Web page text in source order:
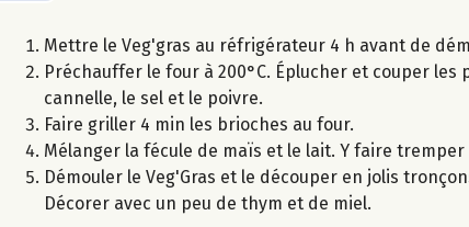
Mettre le Veg'gras au réfrigérateur 4 h avant de
Préchauffer le four à 200°C. Éplucher et couper
cannelle, le sel et le poivre.
Faire griller 4 min les brioches au four.
Mélanger la fécule de maïs et le lait. Y faire
Démouler le Veg'Gras et le découper en jolis
Décorer avec un peu de thym et de miel.